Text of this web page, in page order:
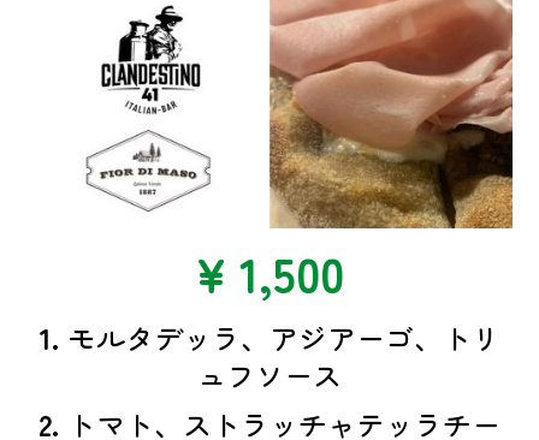
¥ 1,500
1. モルタデッラ、アジアーゴ、トリ
ュフソース
2. トマト、ストラッチャテッラチー